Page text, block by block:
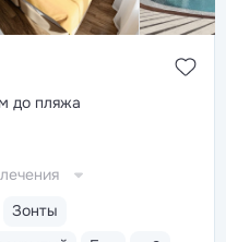
до пляжа
Зонты